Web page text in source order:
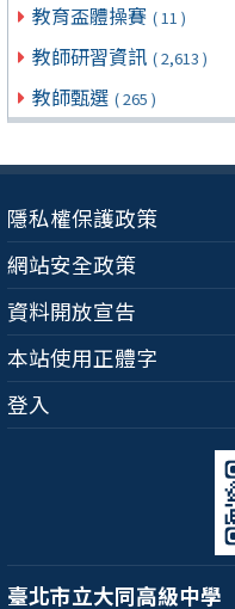
教育盃體操賽 ( 11 )
教師研習資訊 ( 2,613 )
教師甄選 ( 265 )
隱私權保護政策
網站安全政策
資料開放宣告
本站使用正體字
登入
臺北市立大同高級中學